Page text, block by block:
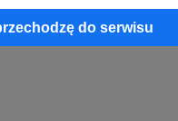
do serwisu